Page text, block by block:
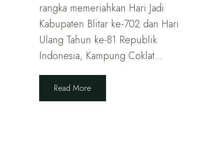
rangka memeriahkan Hari Jadi
Kabupaten Blitar ke-702 dan Hari
Ulang Tahun ke-81 Republik
Indonesia, Kampung Coklat...
Read More